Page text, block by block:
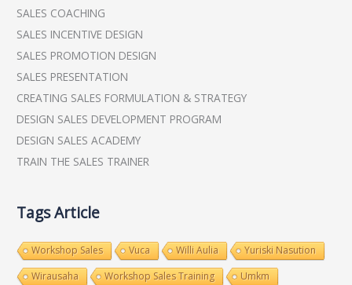
SALES COACHING
SALES INCENTIVE DESIGN
SALES PROMOTION DESIGN
SALES PRESENTATION
CREATING SALES FORMULATION & STRATEGY
DESIGN SALES DEVELOPMENT PROGRAM
DESIGN SALES ACADEMY
TRAIN THE SALES TRAINER
Tags Article
Workshop Sales Vuca Willi Aulia
Yuriski Nasution
Wirausaha
Workshop Sales Training
Umkm